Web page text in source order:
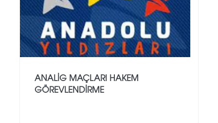
ANALİG MAÇLARI HAKEM
GÖREVLENDİRME